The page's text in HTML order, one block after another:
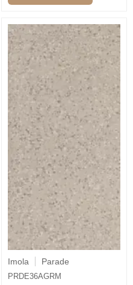
Imola Parade
PRDE36AGRM